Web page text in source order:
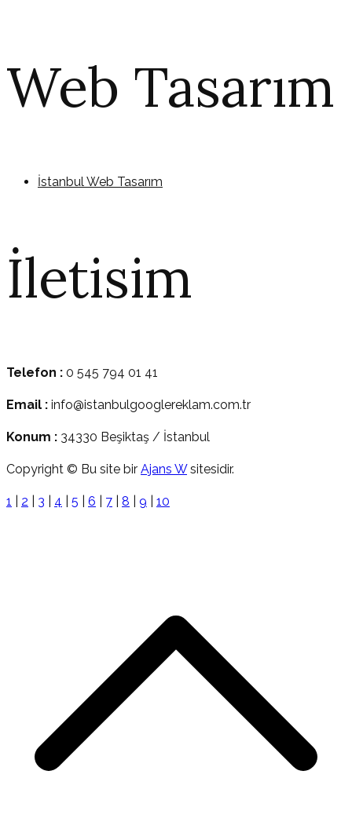
Web Tasarım
İstanbul Web Tasarım
İletisim
Telefon : 0 545 794 01 41
Email : info@istanbulgooglereklam.com.tr
Konum : 34330 Beşiktaş / İstanbul
Copyright © Bu site bir Ajans Wsitesidir.
1 2 3 4 5 6 7 8 9 10